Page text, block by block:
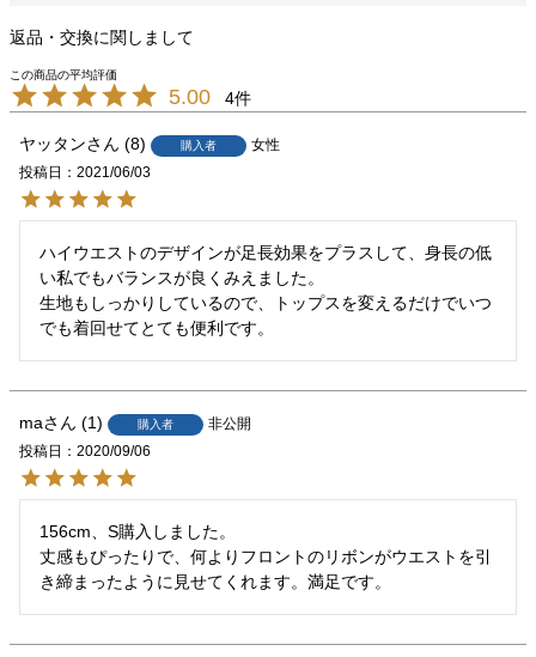
返品・交換に関しまして
5.00 4
ヤッタン 8 購入者
女性
投稿日
2021/06/03
ハイウエストのデザインが足長効果をプラスして、身長の低
い私でもバランスが良くみえました。
生地もしっかりしているので、トップスを変えるだけでいつ
でも着回せてとても便利です。
ma 1 購入者
非公開
投稿日
2020/09/06
156cm、S購入しました。
丈感もぴったりで、何よりフロントのリボンがウエストを引
き締まったように見せてくれます。満足です。